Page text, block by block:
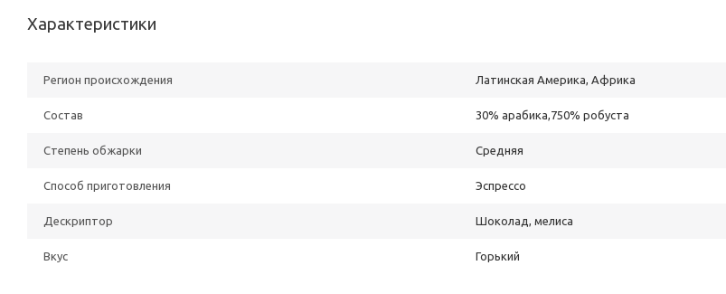
Характеристики
Регион происхождения Латинская Америка, Африка
Состав 30% арабика,750% робуста
Степень обжарки Средняя
Способ приготовления Эспрессо
Дескриптор Шоколад, мелиса
Вкус Горький